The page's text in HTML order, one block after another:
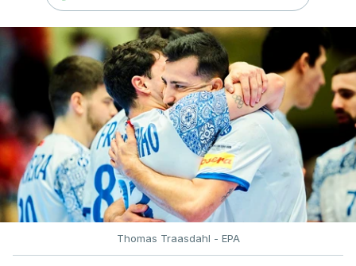
Thomas Traasdahl - EPA